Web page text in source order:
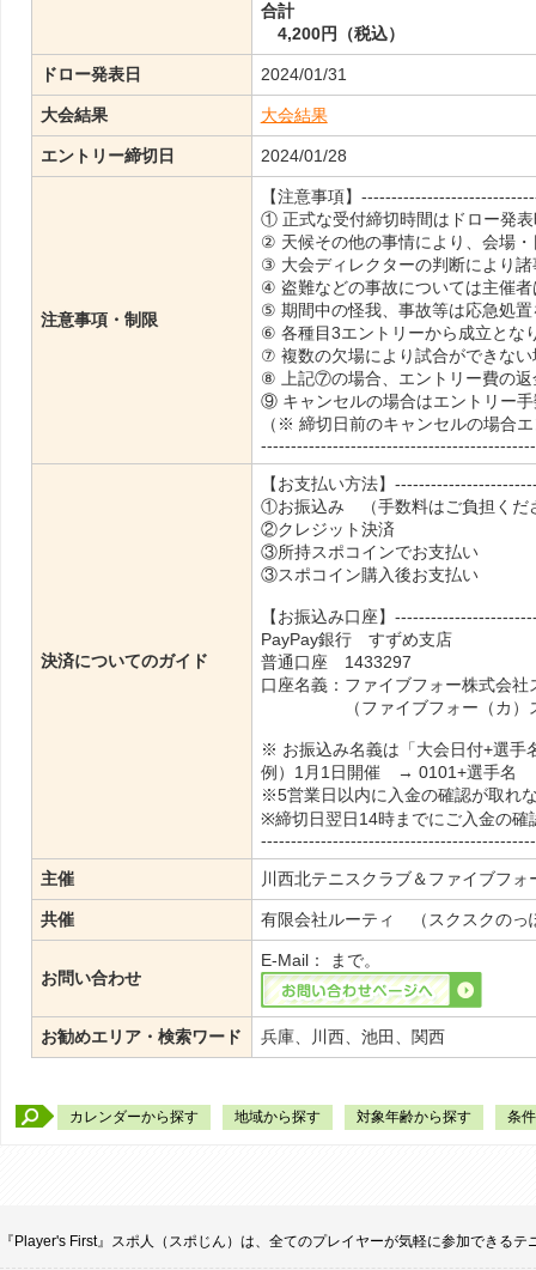
合計
4,200円（税込）
ドロー発表日 2024/01/31
大会結果 大会結果
エントリー締切日 2024/01/28
注意事項・制限
【注意事項】
① 正式な受付締切時間はドロー発
② 天候その他の事情により、会場
③ 大会ディレクターの判断により
④ 盗難などの事故については主催
⑤ 期間中の怪我、事故等は応急処
⑥ 各種目3エントリーから成立とな
⑦ 複数の欠場により試合ができな
⑧ 上記⑦の場合、エントリー費の返
⑨ キャンセルの場合はエントリー
（※ 締切日前のキャンセルの場合
決済についてのガイド
【お支払い方法】
①お振込み （手数料はご負担くだ
②クレジット決済
③所持スポコインでお支払い
③スポコイン購入後お支払い
【お振込み口座】
PayPay銀行 すずめ支店
普通口座 1433297
口座名義：ファイブフォー株式会社
（ファイブフォー（カ）ス
※ お振込み名義は「大会日付+選手
例）1月1日開催 → 0101+選手名
※5営業日以内に入金の確認が取れ
※締切日翌日14時までにご入金の確
主催
川西北テニスクラブ＆ファイブフォ
共催 有限会社ルーティ （スクスクのっ
お問い合わせ
E-Mail： まで。
お勧めエリア・検索ワード 兵庫、川西、池田、関西
カレンダーから探す 地域から探す 対象年齢から探す 条
『Player's First』スポ人（スポじん）は、全てのプレイヤーが気軽に参加できる